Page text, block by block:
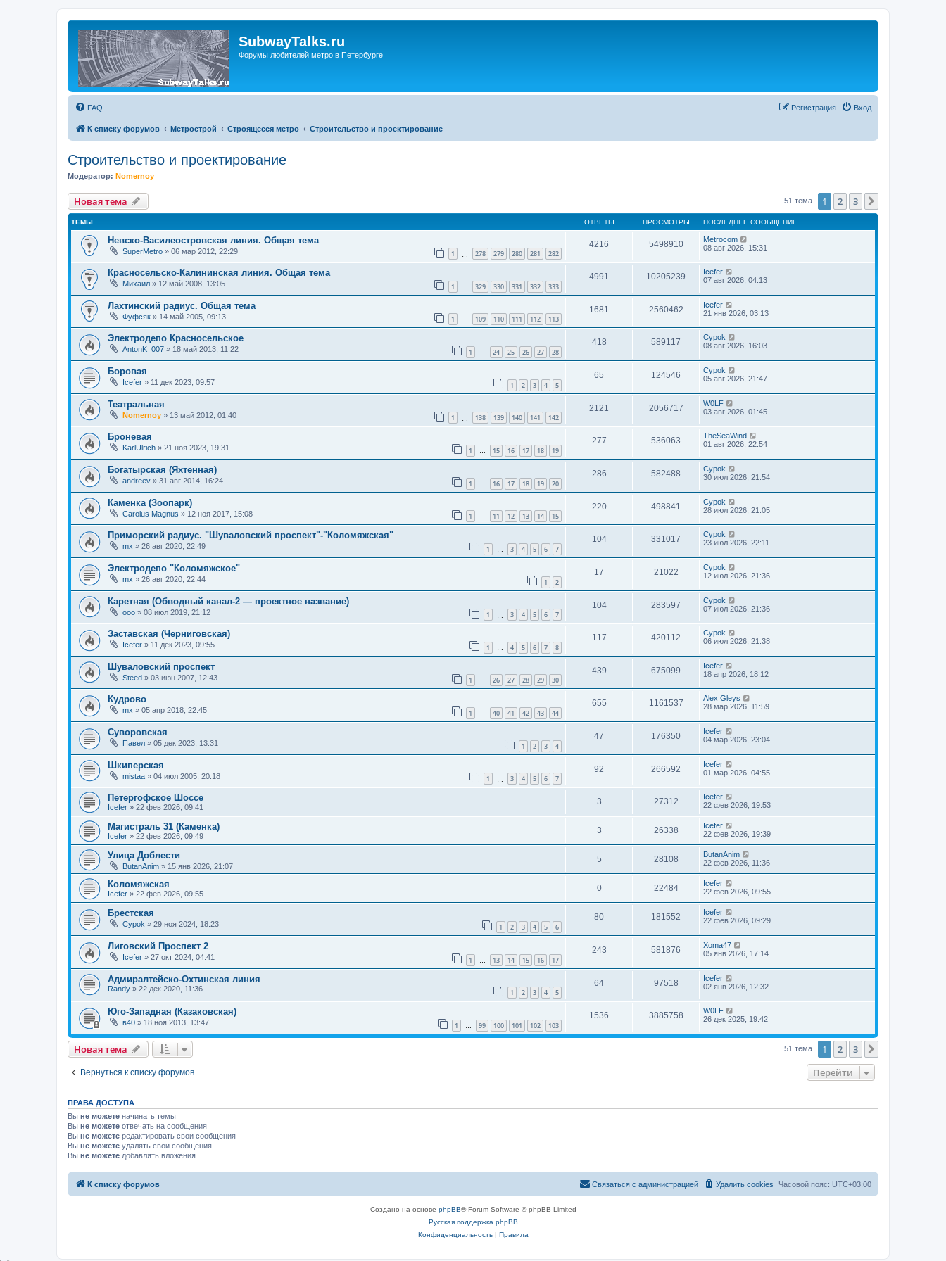
SubwayTalks.ru
Форумы любителей метро в Петербурге
FAQ Вход
Регистрация
К списку форумов Метрострой Строящееся метро Строительство и проектирование
Строительство и проектирование
Модератор: Nomernoy
Новая тема 51 тема 1 2 3
ТЕМЫ ОТВЕТЫ ПРОСМОТРЫ ПОСЛЕДНЕЕ СООБЩЕНИЕ
Невско-Василеостровская линия. Общая тема
SuperMetro » 06 мар 2012, 22:29 1 278 279 280 281 282
4216 5498910
Metrocom
08 авг 2026, 15:31
Красносельско-Калининская линия. Общая тема
Михаил » 12 май 2008, 13:05 1 … 329 330 331 332 333
4991 10205239
Icefer
07 авг 2026, 04:13
Лахтинский радиус. Общая тема
Фуфсяк » 14 май 2005, 09:13 1 109 110 111 112 113
1681 2560462
Icefer
21 янв 2026, 03:13
Электродепо Красносельское
AntonK_007 » 18 май 2013, 11:22 1 24 25 26 27 28
418 589117
Cypok
08 авг 2026, 16:03
Боровая
Icefer » 11 дек 2023, 09:57 1 2 3 4 5
65 124546
Cypok
05 авг 2026, 21:47
Театральная
Nomernoy » 13 май 2012, 01:40 1 138 139 140 141 142
2121 2056717
W0LF
03 авг 2026, 01:45
Броневая
KarlUlrich » 21 ноя 2023, 19:31 1 … 15 16 17 18 19
277 536063
TheSeaWind
01 авг 2026, 22:54
Богатырская (Яхтенная)
andreev » 31 авг 2014, 16:24 1 … 16 17 18 19 20
286 582488
Cypok
30 июл 2026, 21:54
Каменка (Зоопарк)
Carolus Magnus » 12 ноя 2017, 15:08 1 11 12 13 14 15
220 498841
Cypok
28 июл 2026, 21:05
Приморский радиус. "Шуваловский проспект"-"Коломяжская"
mx » 26 авг 2020, 22:49 1 … 3 4 5 6 7
104 331017
Cypok
23 июл 2026, 22:11
Электродепо "Коломяжское"
mx » 26 авг 2020, 22:44 1 2
17 21022
Cypok
12 июл 2026, 21:36
Каретная (Обводный канал-2 — проектное название)
ooo » 08 июл 2019, 21:12 1 3 4 5 6 7
104 283597
Cypok
07 июл 2026, 21:36
Заставская (Черниговская)
Icefer » 11 дек 2023, 09:55 1 … 4 5 6 7 8
117 420112
Cypok
06 июл 2026, 21:38
Шуваловский проспект
Steed » 03 июн 2007, 12:43 1 26 27 28 29 30
439 675099
Icefer
18 апр 2026, 18:12
Кудрово
mx » 05 апр 2018, 22:45 1 40 41 42 43 44
655 1161537
Alex Gleys
28 мар 2026, 11:59
Суворовская
Павел » 05 дек 2023, 13:31 1 2 3 4
47 176350
Icefer
04 мар 2026, 23:04
Шкиперская
mistaa » 04 июл 2005, 20:18 1 3 4 5 6 7
92 266592
Icefer
01 мар 2026, 04:55
Петергофское Шоссе
Icefer » 22 фев 2026, 09:41
3 27312
Icefer
22 фев 2026, 19:53
Магистраль 31 (Каменка)
Icefer » 22 фев 2026, 09:49
3 26338
Icefer
22 фев 2026, 19:39
Улица Доблести
ButanAnim » 15 янв 2026, 21:07
5 28108
ButanAnim
22 фев 2026, 11:36
Коломяжская
Icefer » 22 фев 2026, 09:55
0 22484
Icefer
22 фев 2026, 09:55
Брестская
Cypok » 29 ноя 2024, 18:23 1 2 3 4 5 6
80 181552
Icefer
22 фев 2026, 09:29
Лиговский Проспект 2
Icefer » 27 окт 2024, 04:41 1 … 13 14 15 16 17
243 581876
Xoma47
05 янв 2026, 17:14
Адмиралтейско-Охтинская линия
Randy » 22 дек 2020, 11:36 1 2 3 4 5
64 97518
Icefer
02 янв 2026, 12:32
Юго-Западная (Казаковская)
в40 » 18 ноя 2013, 13:47 1 … 99 100 101 102 103
1536 3885758
W0LF
26 дек 2025, 19:42
Новая тема 51 тема 1 2 3
Вернуться к списку форумов Перейти
ПРАВА ДОСТУПА
Вы не можете начинать темы
Вы не можете отвечать на сообщения
Вы не можете редактировать свои сообщения
Вы не можете удалять свои сообщения
Вы не можете добавлять вложения
К списку форумов Часовой пояс: UTC+03:00
Удалить cookies
Связаться с администрацией
Создано на основе phpBB® Forum Software © phpBB Limited
Русская поддержка phpBB
Конфиденциальность| Правила